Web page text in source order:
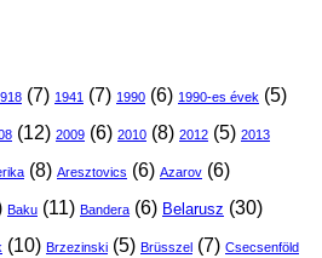
(7) 1941 (7) 1990 (6) 1990-es évek (5)
(12) 2009 (6) 2010 (8) 2012 (5) 2013
(8) Aresztovics (6) Azarov (6)
Baku (11) Bandera (6) Belarusz (30)
(10) Brzezinski (5) Brüsszel (7) Csecsenföld